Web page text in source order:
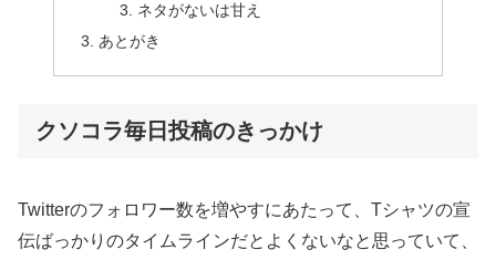
ネタがないは甘え
あとがき
クソコラ毎日投稿のきっかけ
Twitterのフォロワー数を増やすにあたって、Tシャツの宣
伝ばっかりのタイムラインだとよくないなと思っていて、